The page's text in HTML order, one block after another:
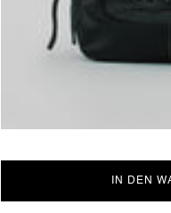
IN DEN